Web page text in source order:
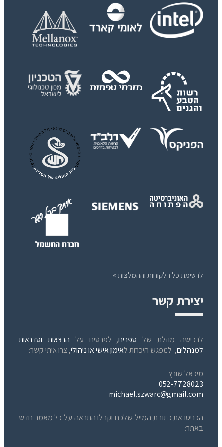
לרשימת כל הלקוחות וההמלצות »
יצירת קשר
לרכישה מוזלת של ספרים, לפרטים על הרצאות וסדנאות
למנהלים, למפגש היכרות לאימון אישי או ניהולי, צרו איתי קשר:
מיכאל שורץ
052-7728023
michael.szwarc@gmail.com
הכניסו את כתובת המייל שלכם וקבלו התראה על כל מאמר חדש
באתר: